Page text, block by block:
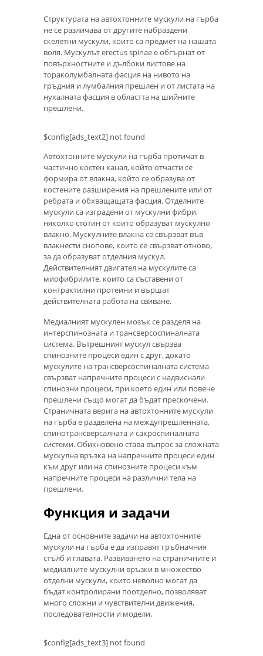
Структурата на автохтонните мускули на гърба
не се различава от другите набраздени
скелетни мускули, които са предмет на нашата
воля. Мускулът erectus spinae е обгърнат от
повърхностните и дълбоки листове на
тораколумбалната фасция на нивото на
гръдния и лумбалния прешлен и от листата на
нухалната фасция в областта на шийните
прешлени.
$config[ads_text2] not found
Автохтонните мускули на гърба протичат в
частично костен канал, който отчасти се
формира от влакна, който се образува от
костените разширения на прешлените или от
ребрата и обхващащата фасция. Отделните
мускули са изградени от мускулни фибри,
няколко стотин от които образуват мускулно
влакно. Мускулните влакна се свързват във
влакнести снопове, които се свързват отново,
за да образуват отделния мускул.
Действителният двигател на мускулите са
миофибрилите, които са съставени от
контрактилни протеини и вършат
действителната работа на свиване.
Медиалният мускулен мозък се разделя на
интерспинозната и трансверсоспиналната
система. Вътрешният мускул свързва
спинозните процеси един с друг, докато
мускулите на трансверсоспиналната система
свързват напречните процеси с надвиснали
спинозни процеси, при което един или повече
прешлени също могат да бъдат прескочени.
Страничната верига на автохтонните мускули
на гърба е разделена на междупрешленната,
спинотрансверсалната и сакроспиналната
системи. Обикновено става въпрос за сложната
мускулна връзка на напречните процеси един
към друг или на спинозните процеси към
напречните процеси на различни тела на
прешлени.
Функция и задачи
Една от основните задачи на автохтонните
мускули на гърба е да изправят гръбначния
стълб и главата. Развиването на страничните и
медиалните мускулни връзки в множество
отделни мускули, които неволно могат да
бъдат контролирани поотделно, позволяват
много сложни и чувствителни движения,
последователности и модели.
$config[ads_text3] not found